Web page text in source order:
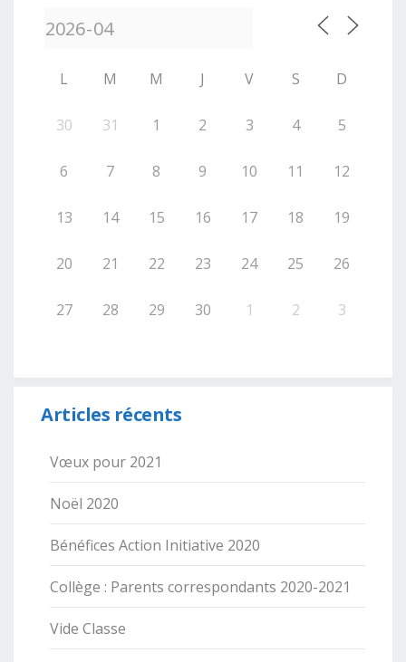
L M M J V S D
30 31 1 2 3 4 5
6 7 8 9 10 11 12
13 14 15 16 17 18 19
20 21 22 23 24 25 26
27 28 29 30 1 2 3
Articles récents
Vœux pour 2021
Noël 2020
Bénéfices Action Initiative 2020
Collège : Parents correspondants 2020-2021
Vide Classe